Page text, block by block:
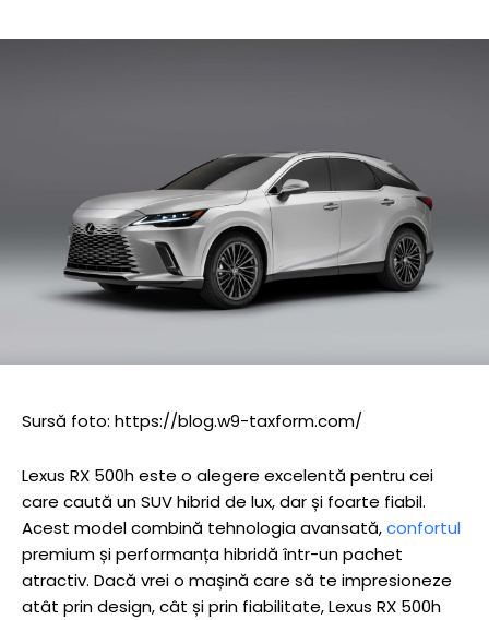
Sursă foto: https://blog.w9-taxform.com/
Lexus RX 500h este o alegere excelentă pentru cei
care caută un SUV hibrid de lux, dar și foarte fiabil.
Acest model combină tehnologia avansată,confortul
premium și performanța hibridă într-un pachet
atractiv. Dacă vrei o mașină care să te impresioneze
atât prin design, cât și prin fiabilitate, Lexus RX 500h